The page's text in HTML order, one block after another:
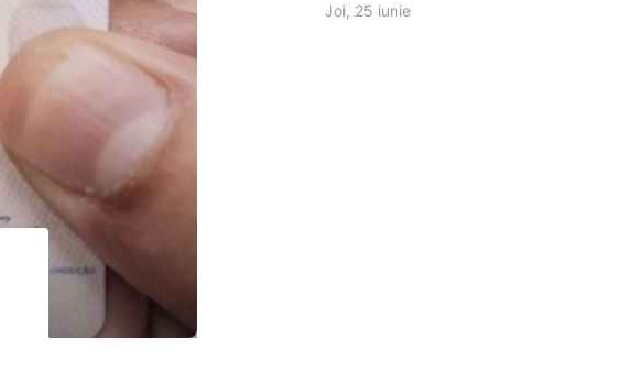
Joi, 25 iunie